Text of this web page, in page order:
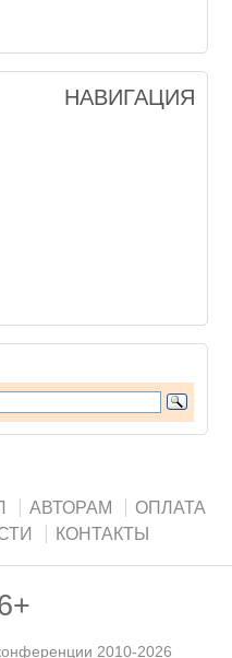
НАВИГАЦИЯ
АВТОРАМ
ОПЛАТА
КОНТАКТЫ
2010-2026